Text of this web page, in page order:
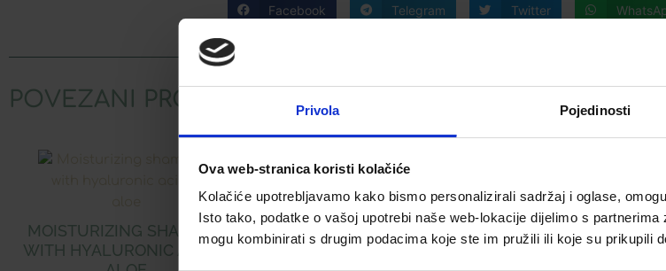
Privola Pojedinosti
Ova web-stranica koristi kolačiće
Kolačiće upotrebljavamo kako bismo personalizirali sadržaj i oglase,
Isto tako, podatke o vašoj upotrebi naše web-lokacije dijelimo s
mogu kombinirati s drugim podacima koje ste im pružili ili koje su prikupili
Facebook Telegram Twitter
POVEZANI PROIZVODI
MOISTURIZING SHAMPOO
WITH HYALURONIC ACID &
APIVITA AQUA BEELICIOUS
HIDRATANTNA KREMA
APIVITA 3U1
ČIŠĆENJE LICA S